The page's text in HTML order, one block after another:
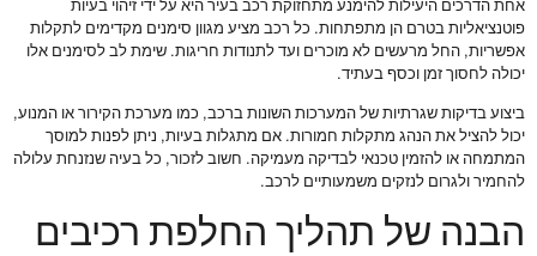
אחת הדרכים היעילות להימנע מתחזוקת רכב בעיר היא על ידי זיהוי בעיות
פוטנציאליות בטרם הן מתפתחות. כל רכב מציע מגוון סימנים מקדימים לתקלות
אפשריות, החל מרעשים לא מוכרים ועד לתנודות חריגות. שימת לב לסימנים אלו
יכולה לחסוך זמן וכסף בעתיד.
ביצוע בדיקות שגרתיות של המערכות השונות ברכב, כמו מערכת הקירור או המנוע,
יכול להציל את הנהג מתקלות חמורות. אם מתגלות בעיות, ניתן לפנות למוסך
המתמחה או להזמין טכנאי לבדיקה מעמיקה. חשוב לזכור, כל בעיה שנזנחת עלולה
להחמיר ולגרום לנזקים משמעותיים לרכב.
הבנה של תהליך החלפת רכיבים